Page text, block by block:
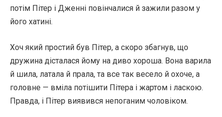
потім Пітер і Дженні повінчалися й зажили разом у
його хатині.
Хоч який простий був Пітер, а скоро збагнув, що
дружина дісталася йому на диво хороша. Вона варила
й шила, латала й прала, та все так весело й охоче, а
головне — вміла потішити Пітера і жартом і ласкою.
Правда, і Пітер виявився непоганим чоловіком.